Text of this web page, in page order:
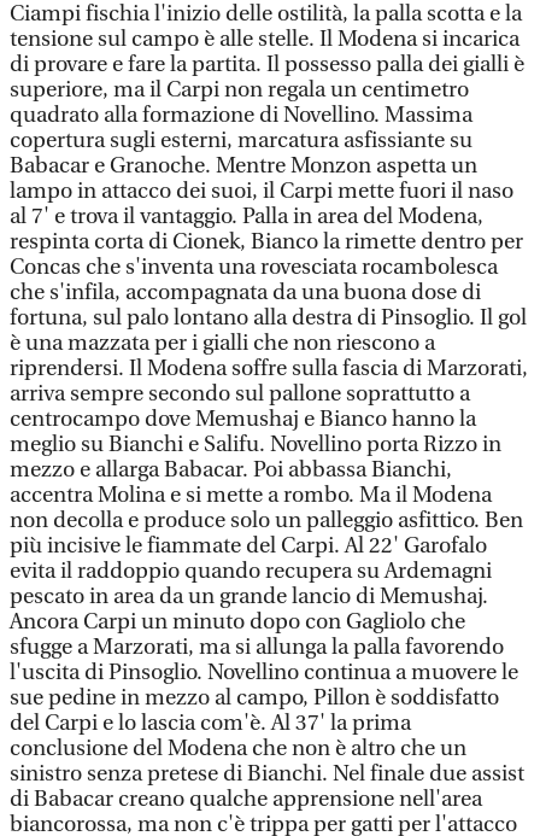
Ciampi fischia l'inizio delle ostilità, la palla scotta e la
tensione sul campo è alle stelle. Il Modena si incarica
di provare e fare la partita. Il possesso palla dei gialli è
superiore, ma il Carpi non regala un centimetro
quadrato alla formazione di Novellino. Massima
copertura sugli esterni, marcatura asfissiante su
Babacar e Granoche. Mentre Monzon aspetta un
lampo in attacco dei suoi, il Carpi mette fuori il naso
al 7' e trova il vantaggio. Palla in area del Modena,
respinta corta di Cionek, Bianco la rimette dentro per
Concas che s'inventa una rovesciata rocambolesca
che s'infila, accompagnata da una buona dose di
fortuna, sul palo lontano alla destra di Pinsoglio. Il gol
è una mazzata per i gialli che non riescono a
riprendersi. Il Modena soffre sulla fascia di Marzorati,
arriva sempre secondo sul pallone soprattutto a
centrocampo dove Memushaj e Bianco hanno la
meglio su Bianchi e Salifu. Novellino porta Rizzo in
mezzo e allarga Babacar. Poi abbassa Bianchi,
accentra Molina e si mette a rombo. Ma il Modena
non decolla e produce solo un palleggio asfittico. Ben
più incisive le fiammate del Carpi. Al 22' Garofalo
evita il raddoppio quando recupera su Ardemagni
pescato in area da un grande lancio di Memushaj.
Ancora Carpi un minuto dopo con Gagliolo che
sfugge a Marzorati, ma si allunga la palla favorendo
l'uscita di Pinsoglio. Novellino continua a muovere le
sue pedine in mezzo al campo, Pillon è soddisfatto
del Carpi e lo lascia com'è. Al 37' la prima
conclusione del Modena che non è altro che un
sinistro senza pretese di Bianchi. Nel finale due assist
di Babacar creano qualche apprensione nell'area
biancorossa, ma non c'è trippa per gatti per l'attacco